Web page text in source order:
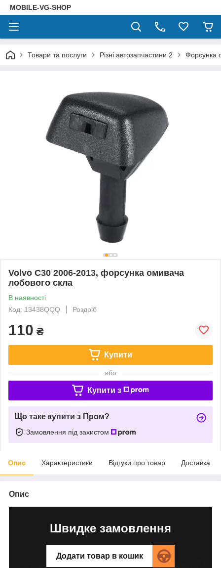
MOBILE-VG-SHOP
Товари та послуги Різні автозапчастини 2 Форсунка
Volvo C30 2006-2013, форсунка омивача
лобового скла
В наявності
Код: 13438QQQ
Роздріб
110 ₴
Купити
або
Купити з
Що таке купити з Пром?
Замовлення під захистом
Опис Характеристики Відгуки про товар Доставка
Опис
Швидке замовлення
Додати товар в кошик